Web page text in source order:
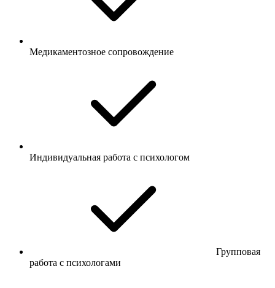
Медикаментозное сопровождение
Индивидуальная работа с психологом
Групповая
работа с психологами